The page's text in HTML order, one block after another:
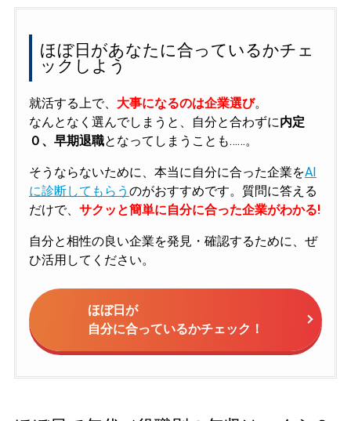
ほぼ日があなたに合っているかチェ
ックしよう
就活する上で、 大事になるのは企業選び。
なんとなく選んでしまうと、自分と合わずに内定
０、早期退職となってしまうことも……。
そうならないために、本当に自分に合った企業をAI
に診断してもらう のがおすすめです。質問に答える
だけで、 サクッと簡単に自分に合った企業がわかる!
自分と相性の良い企業を発見・確認するために、ぜ
ひ活用してください。
ほぼ日が
自分に合っているかチェック！